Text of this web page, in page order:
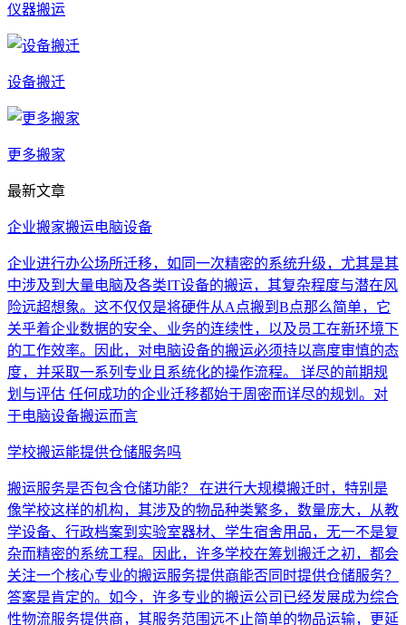
仪器搬运
设备搬迁
更多搬家
最新文章
企业搬家搬运电脑设备
企业进行办公场所迁移，如同一次精密的系统升级，尤其是其
中涉及到大量电脑及各类IT设备的搬运，其复杂程度与潜在风
险远超想象。这不仅仅是将硬件从A点搬到B点那么简单，它
关乎着企业数据的安全、业务的连续性，以及员工在新环境下
的工作效率。因此，对电脑设备的搬运必须持以高度审慎的态
度，并采取一系列专业且系统化的操作流程。 详尽的前期规
划与评估 任何成功的企业迁移都始于周密而详尽的规划。对
于电脑设备搬运而言
学校搬运能提供仓储服务吗
搬运服务是否包含仓储功能？ 在进行大规模搬迁时，特别是
像学校这样的机构，其涉及的物品种类繁多，数量庞大，从教
学设备、行政档案到实验室器材、学生宿舍用品，无一不是复
杂而精密的系统工程。因此，许多学校在筹划搬迁之初，都会
关注一个核心专业的搬运服务提供商能否同时提供仓储服务？
答案是肯定的。如今，许多专业的搬运公司已经发展成为综合
性物流服务提供商，其服务范围远不止简单的物品运输，更延